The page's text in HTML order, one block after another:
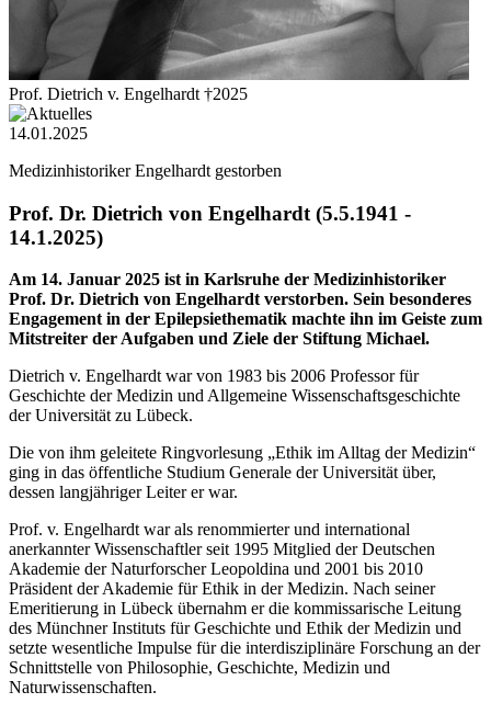
Prof. Dietrich v. Engelhardt †2025
14.01.2025
Medizinhistoriker Engelhardt gestorben
Prof. Dr. Dietrich von Engelhardt (5.5.1941 -
14.1.2025)
Am 14. Januar 2025 ist in Karlsruhe der Medizinhistoriker
Prof. Dr. Dietrich von Engelhardt verstorben. Sein besonderes
Engagement in der Epilepsiethematik machte ihn im Geiste zum
Mitstreiter der Aufgaben und Ziele der Stiftung Michael.
Dietrich v. Engelhardt war von 1983 bis 2006 Professor für
Geschichte der Medizin und Allgemeine Wissenschaftsgeschichte
der Universität zu Lübeck.
Die von ihm geleitete Ringvorlesung „Ethik im Alltag der Medizin“
ging in das öffentliche Studium Generale der Universität über,
dessen langjähriger Leiter er war.
Prof. v. Engelhardt war als renommierter und international
anerkannter Wissenschaftler seit 1995 Mitglied der Deutschen
Akademie der Naturforscher Leopoldina und 2001 bis 2010
Präsident der Akademie für Ethik in der Medizin. Nach seiner
Emeritierung in Lübeck übernahm er die kommissarische Leitung
des Münchner Instituts für Geschichte und Ethik der Medizin und
setzte wesentliche Impulse für die interdisziplinäre Forschung an der
Schnittstelle von Philosophie, Geschichte, Medizin und
Naturwissenschaften.